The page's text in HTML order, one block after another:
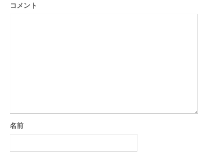
コメント
名前